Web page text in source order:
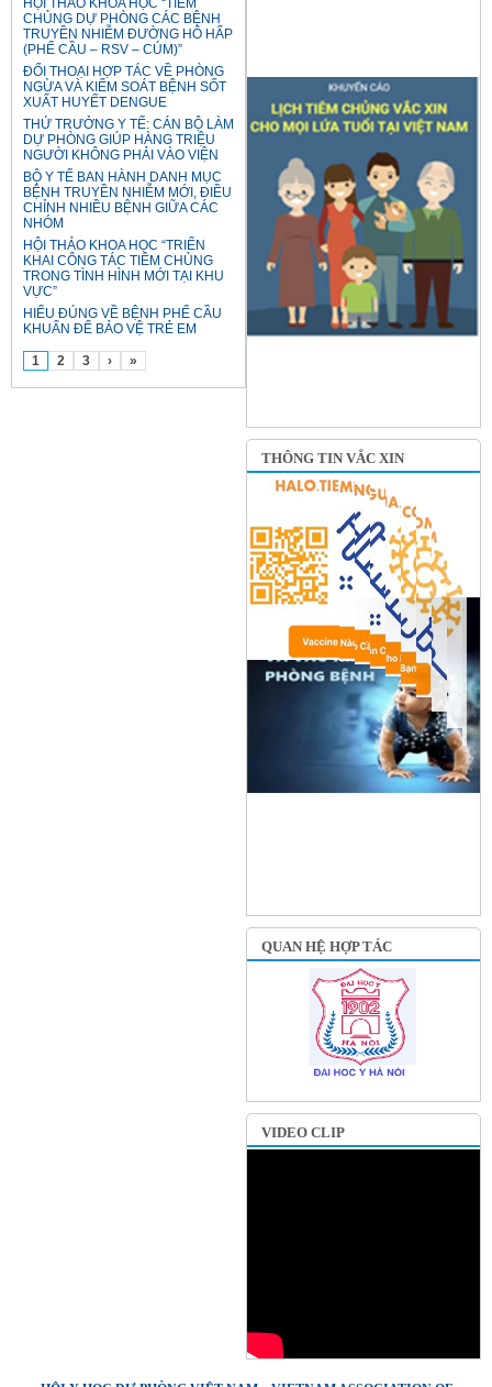
HỘI THẢO KHOA HỌC “TIÊM
CHỦNG DỰ PHÒNG CÁC BỆNH
TRUYỀN NHIỄM ĐƯỜNG HÔ HẤP
(PHẾ CẦU – RSV – CÚM)”
ĐỐI THOẠI HỢP TÁC VỀ PHÒNG
NGỪA VÀ KIỂM SOÁT BỆNH SỐT
XUẤT HUYẾT DENGUE
THỨ TRƯỞNG Y TẾ: CÁN BỘ LÀM
DỰ PHÒNG GIÚP HÀNG TRIỆU
NGƯỜI KHÔNG PHẢI VÀO VIỆN
BỘ Y TẾ BAN HÀNH DANH MỤC
BỆNH TRUYỀN NHIỄM MỚI, ĐIỀU
CHỈNH NHIỀU BỆNH GIỮA CÁC
NHÓM
HỘI THẢO KHOA HỌC “TRIỂN
KHAI CÔNG TÁC TIÊM CHỦNG
TRONG TÌNH HÌNH MỚI TẠI KHU
VỰC”
HIỂU ĐÚNG VỀ BỆNH PHẾ CẦU
KHUẨN ĐỂ BẢO VỆ TRẺ EM
1 2 3 › »
THÔNG TIN VẮC XIN
QUAN HỆ HỢP TÁC
VIDEO CLIP